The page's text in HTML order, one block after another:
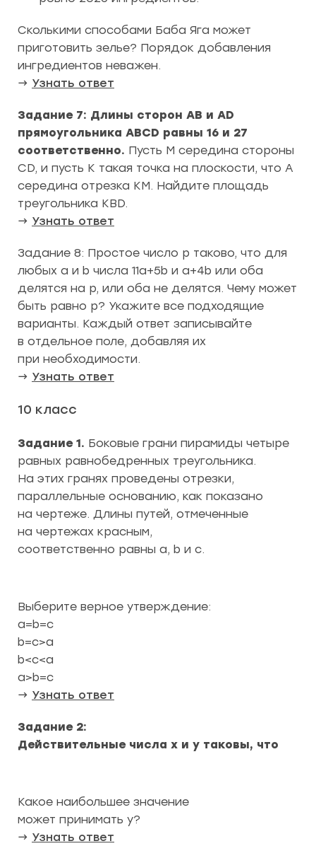
Сколькими способами Баба Яга может
приготовить зелье? Порядок добавления
ингредиентов неважен.
→ Узнать ответ
Задание 7: Длины сторон AB и AD
прямоугольника ABCD равны 16 и 27
соответственно. Пусть M середина стороны
CD, и пусть K такая точка на плоскости, что A
середина отрезка KM. Найдите площадь
треугольника KBD.
→ Узнать ответ
Задание 8: Простое число p таково, что для
любых a и b числа 11a+5b и a+4b или оба
делятся на p, или оба не делятся. Чему может
быть равно p? Укажите все подходящие
варианты. Каждый ответ записывайте
в отдельное поле, добавляя их
при необходимости.
→ Узнать ответ
10 класс
Задание 1. Боковые грани пирамиды четыре
равных равнобедренных треугольника.
На этих гранях проведены отрезки,
параллельные основанию, как показано
на чертеже. Длины путей, отмеченные
на чертежах красным,
соответственно равны a, b и c.
Выберите верное утверждение:
a=b=c
b=c>a
b<c<a
a>b=c
→ Узнать ответ
Задание 2:
Действительные числа x и y таковы, что
Какое наибольшее значение
может принимать y?
→ Узнать ответ